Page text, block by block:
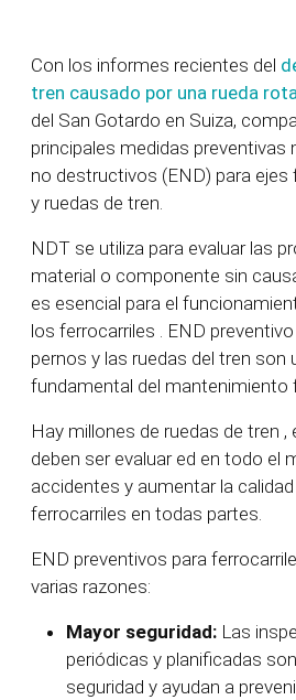
Con los informes recientes del
tren causado por una rueda rota
del San Gotardo en Suiza,
principales medidas preventivas
no destructivos (END) para ejes
y ruedas de tren.
NDT se utiliza para evaluar las
material o componente sin
es esencial para el
los ferrocarriles
END preventivo
pernos y las ruedas del tren son
fundamental del mantenimiento
Hay millones de ruedas de tren ,
deben ser evaluar ed en todo el
accidentes y aumentar la
ferrocarriles en todas partes.
END preventivos para
varias razones:
Mayor seguridad: Las
periódicas y planificadas
seguridad y ayudan a